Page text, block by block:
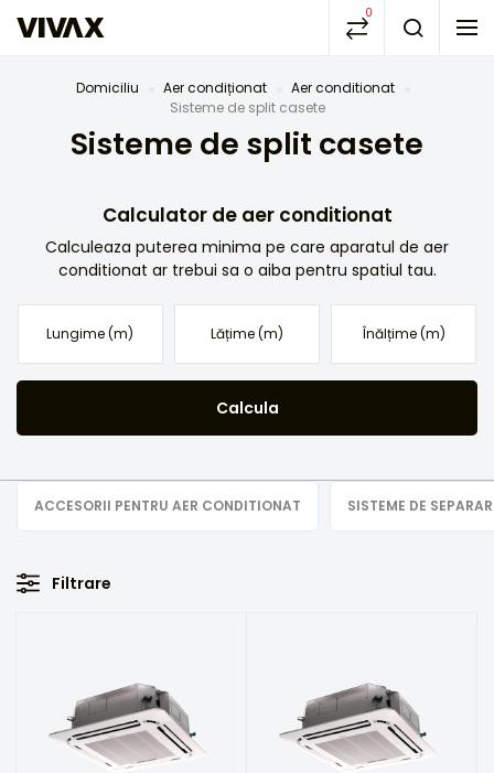
0
Domiciliu Aer condiționat
Aer conditionat
Sisteme de split casete
Sisteme de split casete
Calculator de aer conditionat
Calculeaza puterea minima pe care aparatul de aer
conditionat ar trebui sa o aiba pentru spatiul tau.
Calcula
ACCESORII PENTRU AER CONDITIONAT SISTEME DE
Filtrare